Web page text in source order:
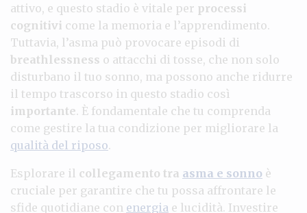
attivo, e questo stadio è vitale per processi
cognitivi come la memoria e l’apprendimento.
Tuttavia, l’asma può provocare episodi di
breathlessness o attacchi di tosse, che non solo
disturbano il tuo sonno, ma possono anche ridurre
il tempo trascorso in questo stadio così
importante. È fondamentale che tu comprenda
come gestire la tua condizione per migliorare la
qualità del riposo.
Esplorare il collegamento tra asma e sonno è
cruciale per garantire che tu possa affrontare le
sfide quotidiane con energia e lucidità. Investire